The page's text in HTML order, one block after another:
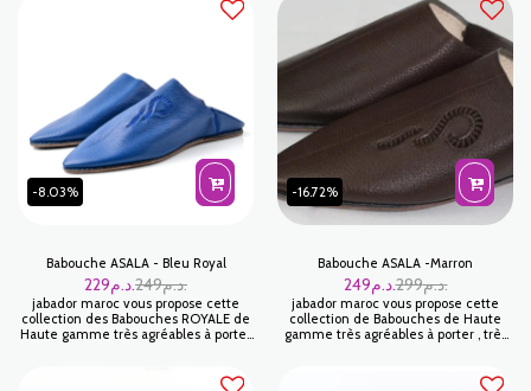
-8.03%
Babouche ASALA - Bleu Royal
249 د.م. 229 د.م.
jabador maroc vous propose cette
collection des Babouches ROYALE de
Haute gamme très agréables à porter
-16.72%
Babouche ASALA -Marron
299 د.م. 249 د.م.
jabador maroc vous propose cette
collection de Babouches de Haute
gamme très agréables à porter , très